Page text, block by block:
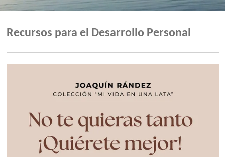
Recursos para el Desarrollo Personal